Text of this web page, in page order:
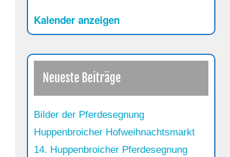
Kalender anzeigen
Neueste Beiträge
Bilder der Pferdesegnung
Huppenbroicher Hofweihnachtsmarkt
14. Huppenbroicher Pferdesegnung